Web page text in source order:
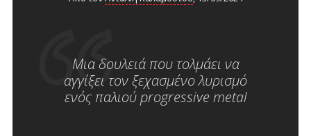
Μια δουλειά που τολμάει να
αγγίξει τον ξεχασμένο λυρισμό
ενός παλιού progressive metal